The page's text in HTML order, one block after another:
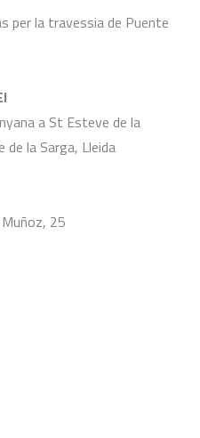
per la travessia de Puente
a St Esteve de la
la Sarga, Lleida
25